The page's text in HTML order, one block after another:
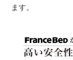
ます。